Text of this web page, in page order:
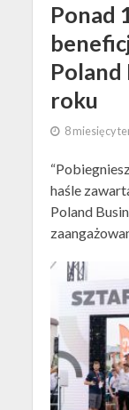
Ponad
Poland
roku
8 miesięcy
haśle
Poland